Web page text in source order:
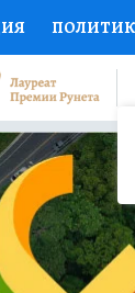
ФИНАНСЫ
СПОРТ